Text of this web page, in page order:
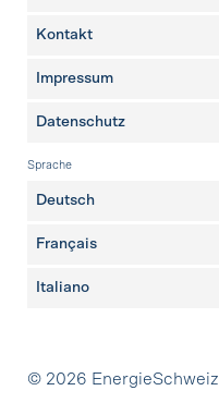
weitere Seiten
Kontakt
Impressum
Datenschutz
Sprache
Deutsch
Français
Italiano
Partner
© 2026 EnergieSchweiz